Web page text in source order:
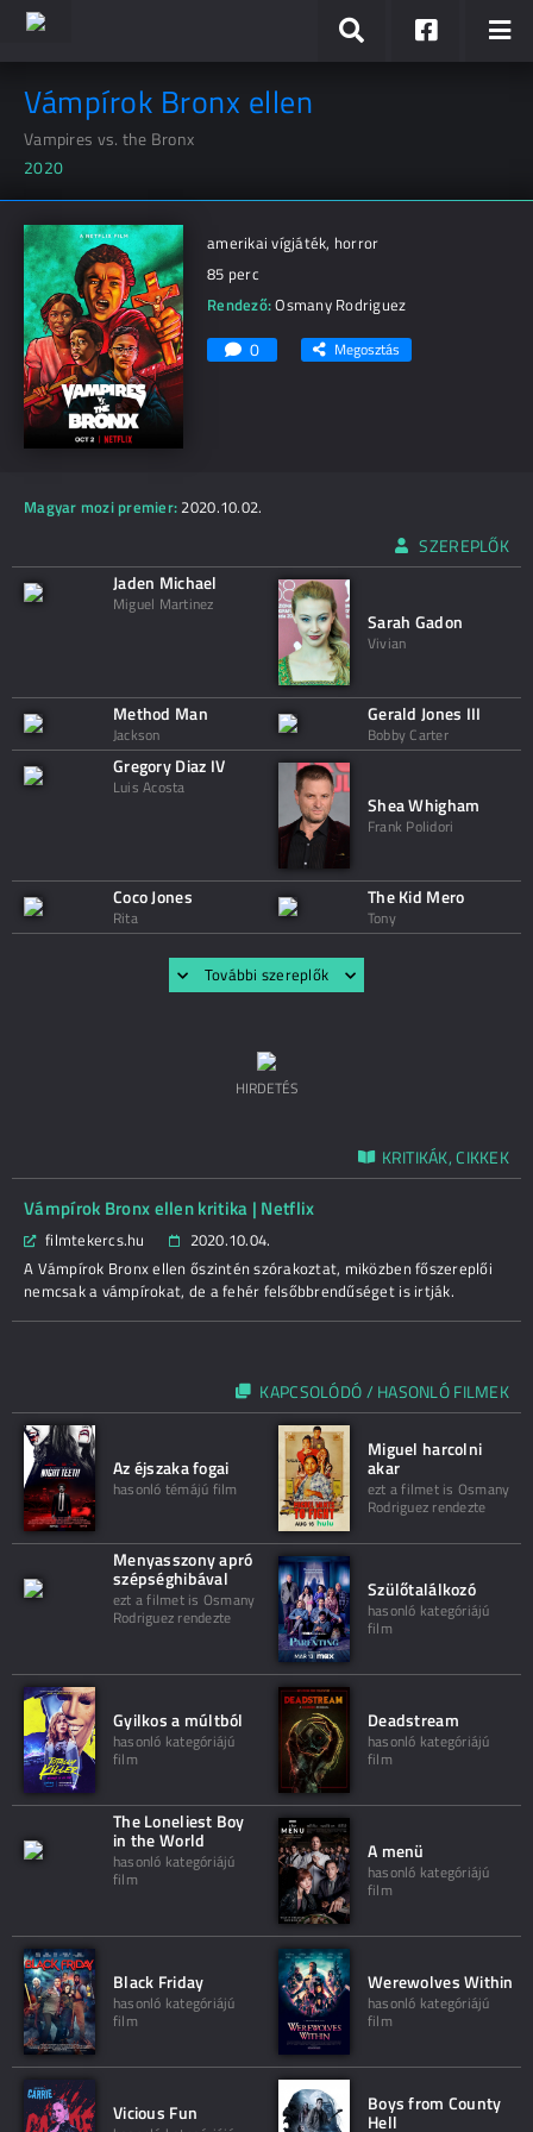
Vámpírok Bronx ellen
Vampires vs. the Bronx
2020
amerikai vígjáték, horror
85 perc
Rendező:Osmany Rodriguez
0 Megosztás
Magyar mozi premier: 2020.10.02.
SZEREPLŐK
Jaden Michael
Miguel Martinez
Sarah Gadon
Vivian
Method Man
Jackson
Gerald Jones III
Bobby Carter
Gregory Diaz IV
Luis Acosta
Shea Whigham
Frank Polidori
Coco Jones
Rita
The Kid Mero
Tony
További szereplők
HIRDETÉS
KRITIKÁK, CIKKEK
Vámpírok Bronx ellen kritika | Netflix
filmtekercs.hu
2020.10.04.
A Vámpírok Bronx ellen őszintén szórakoztat, miközben főszereplői
nemcsak a vámpírokat, de a fehér felsőbbrendűséget is irtják.
KAPCSOLÓDÓ / HASONLÓ FILMEK
Az éjszaka fogai
hasonló témájú film
Miguel harcolni
akar
ezt a filmet is Osmany
Rodriguez rendezte
Menyasszony apró
szépséghibával
ezt a filmet is Osmany
Rodriguez rendezte
Szülőtalálkozó
hasonló kategóriájú
film
Gyilkos a múltból
hasonló kategóriájú
film
Deadstream
hasonló kategóriájú
film
The Loneliest Boy
in the World
hasonló kategóriájú
film
A menü
hasonló kategóriájú
film
Black Friday
hasonló kategóriájú
film
Werewolves Within
hasonló kategóriájú
film
Vicious Fun Boys from County
Hell